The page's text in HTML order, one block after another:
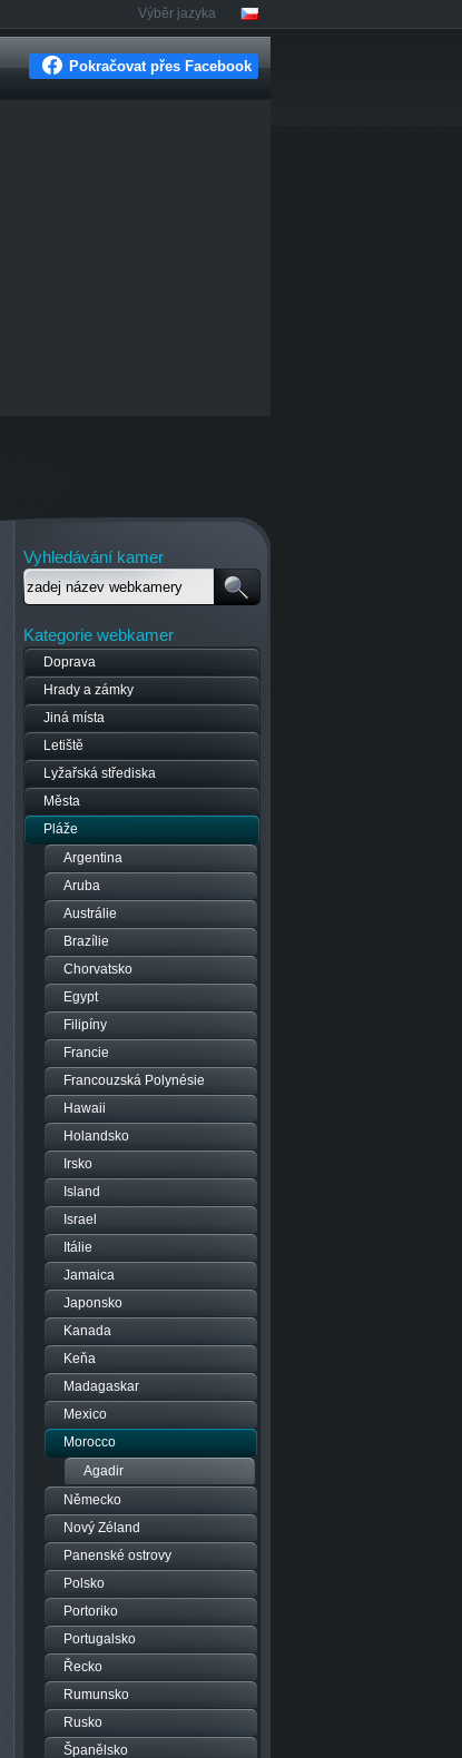
Výběr jazyka
Vyhledávání kamer
Kategorie webkamer
Doprava
Hrady a zámky
Jiná místa
Letiště
Lyžařská střediska
Města
Pláže
Argentina
Aruba
Austrálie
Brazílie
Chorvatsko
Egypt
Filipíny
Francie
Francouzská Polynésie
Hawaii
Holandsko
Irsko
Island
Israel
Itálie
Jamaica
Japonsko
Kanada
Keňa
Madagaskar
Mexico
Morocco
Agadir
Německo
Nový Zéland
Panenské ostrovy
Polsko
Portoriko
Portugalsko
Řecko
Rumunsko
Rusko
Španělsko